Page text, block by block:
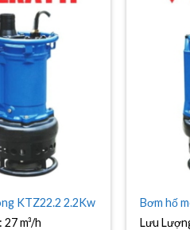
KTZ22.2 2.2Kw
27 m³/h
Bơm hố
Lưu